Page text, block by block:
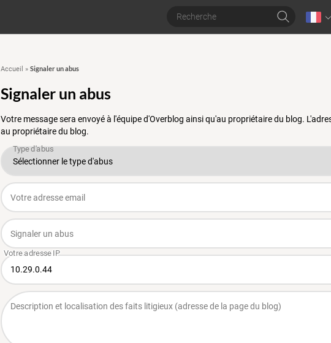
Accueil » Signaler un abus
Signaler un abus
Votre message sera envoyé à l'équipe d'Overblog ainsi qu'au propriétaire du blog.
au propriétaire du blog.